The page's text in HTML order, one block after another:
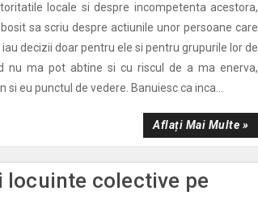
locale si despre incompetenta acestora,
sa scriu despre actiunile unor persoane care
decizii doar pentru ele si pentru grupurile lor de
nu ma pot abtine si cu riscul de a ma enerva,
eu punctul de vedere. Banuiesc ca inca...
Aflați Mai Multe »
colective pe